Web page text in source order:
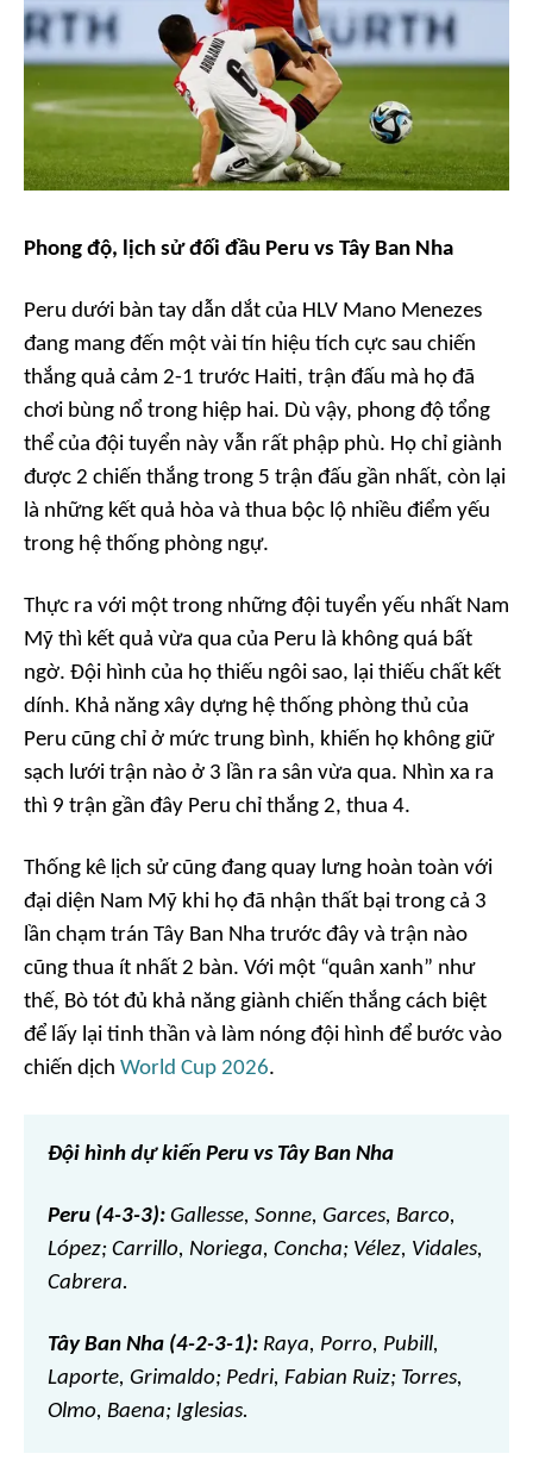
Phong độ, lịch sử đối đầu Peru vs Tây Ban Nha
Peru dưới bàn tay dẫn dắt của HLV Mano Menezes
đang mang đến một vài tín hiệu tích cực sau chiến
thắng quả cảm 2-1 trước Haiti, trận đấu mà họ đã
chơi bùng nổ trong hiệp hai. Dù vậy, phong độ tổng
thể của đội tuyển này vẫn rất phập phù. Họ chỉ giành
được 2 chiến thắng trong 5 trận đấu gần nhất, còn lại
là những kết quả hòa và thua bộc lộ nhiều điểm yếu
trong hệ thống phòng ngự.
Thực ra với một trong những đội tuyển yếu nhất Nam
Mỹ thì kết quả vừa qua của Peru là không quá bất
ngờ. Đội hình của họ thiếu ngôi sao, lại thiếu chất kết
dính. Khả năng xây dựng hệ thống phòng thủ của
Peru cũng chỉ ở mức trung bình, khiến họ không giữ
sạch lưới trận nào ở 3 lần ra sân vừa qua. Nhìn xa ra
thì 9 trận gần đây Peru chỉ thắng 2, thua 4.
Thống kê lịch sử cũng đang quay lưng hoàn toàn với
đại diện Nam Mỹ khi họ đã nhận thất bại trong cả 3
lần chạm trán Tây Ban Nha trước đây và trận nào
cũng thua ít nhất 2 bàn. Với một “quân xanh” như
thế, Bò tót đủ khả năng giành chiến thắng cách biệt
để lấy lại tinh thần và làm nóng đội hình để bước vào
chiến dịch World Cup 2026.
Đội hình dự kiến Peru vs Tây Ban Nha
Peru (4-3-3): Gallesse, Sonne, Garces, Barco,
López; Carrillo, Noriega, Concha; Vélez, Vidales,
Cabrera.
Tây Ban Nha (4-2-3-1): Raya, Porro, Pubill,
Laporte, Grimaldo; Pedri, Fabian Ruiz; Torres,
Olmo, Baena; Iglesias.